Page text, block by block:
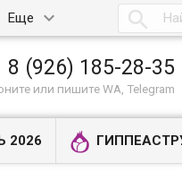
Еще 
8 (926) 185-28-35
или пишите WA, Telegram
2026